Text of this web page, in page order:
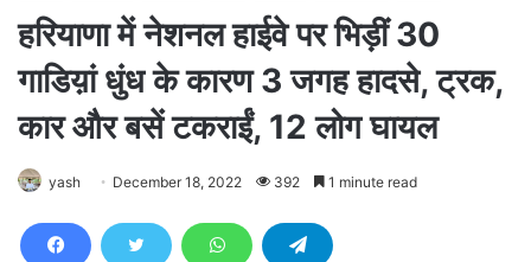
हरियाणा में नेशनल हाईवे पर भिड़ीं 30
गाडिय़ां धुंध के कारण 3 जगह हादसे, ट्रक,
कार और बसें टकराईं, 12 लोग घायल
yash December 18, 2022 392 1 minute read